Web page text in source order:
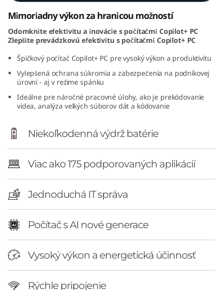
G
e
n
6
4
″
n
a
p
d
Mimoriadny výkon za hranicou možností
Odomknite efektivitu a inovácie s počítačmi Copilot+ PC
Zlepšite prevádzkovú efektivitu s počítačmi Copilot+ PC
Špičkový počítač Copilot+ PC pre vysoký výkon a produktivitu
Vylepšená ochrana súkromia a zabezpečenia na podnikovej
úrovni - aj v režime spánku
Ideálne pre náročné pracovné úlohy, ako je prekódovanie
videa, analýza veľkých súborov dát a kódovanie
Niekoľkodenná výdrž batérie
Viac ako 175 podporovaných aplikácií
Jednoduchá IT správa
Počítač s AI nové generace
Vysoký výkon a energetická účinnosť
Rýchle pripojenie